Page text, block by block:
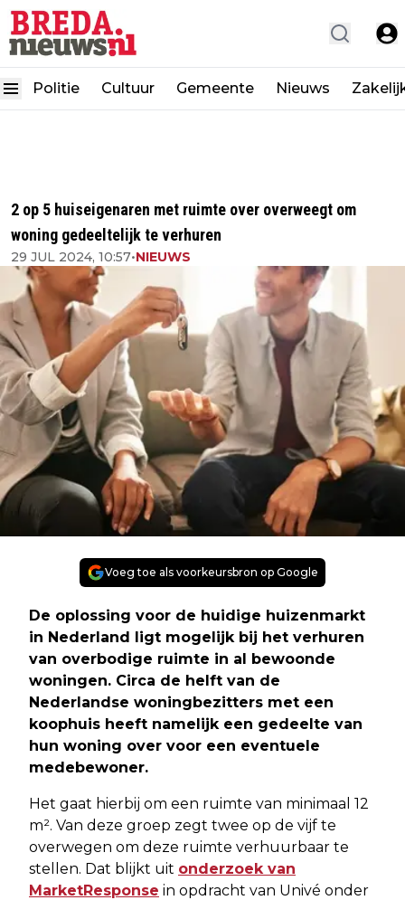
Politie Cultuur Gemeente Nieuws
2 op 5 huiseigenaren met ruimte over overweegt om
woning gedeeltelijk te verhuren
29 JUL 2024, 10:57•NIEUWS
Voeg toe als voorkeursbron op Google
De oplossing voor de huidige huizenmarkt
in Nederland ligt mogelijk bij het verhuren
van overbodige ruimte in al bewoonde
woningen. Circa de helft van de
Nederlandse woningbezitters met een
koophuis heeft namelijk een gedeelte van
hun woning over voor een eventuele
medebewoner.
Het gaat hierbij om een ruimte van minimaal 12
m². Van deze groep zegt twee op de vijf te
overwegen om deze ruimte verhuurbaar te
stellen. Dat blijkt uit onderzoek van
MarketResponse in opdracht van Univé onder